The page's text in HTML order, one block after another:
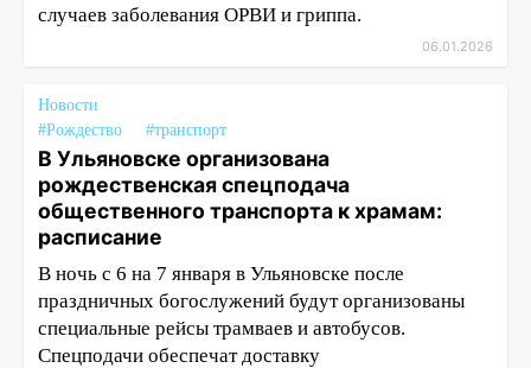
случаев заболевания ОРВИ и гриппа.
06.01.2026
Новости
#Рождество
#транспорт
В Ульяновске организована
рождественская спецподача
общественного транспорта к храмам:
расписание
В ночь с 6 на 7 января в Ульяновске после
праздничных богослужений будут организованы
специальные рейсы трамваев и автобусов.
Спецподачи обеспечат доставку